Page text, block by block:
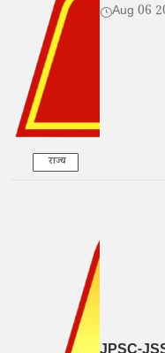
राज्य
Aug 06